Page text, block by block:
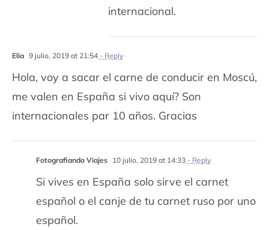
internacional.
Elia 9 julio, 2019 at 21:54- Reply
Hola, voy a sacar el carne de conducir en Moscú,
me valen en España si vivo aquí? Son
internacionales par 10 años. Gracias
Fotografiando Viajes 10 julio, 2019 at 14:33- Reply
Si vives en España solo sirve el carnet
español o el canje de tu carnet ruso por uno
español.